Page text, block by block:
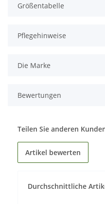
Größentabelle
Pflegehinweise
Die Marke
Bewertungen
Durchschnittliche
Teilen Sie anderen
Artikel bewerten